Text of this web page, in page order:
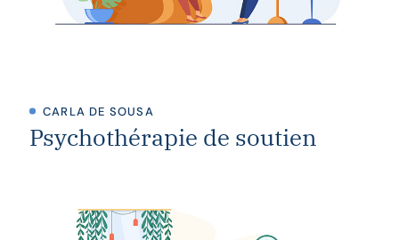
CARLA DE SOUSA
Psychothérapie de soutien